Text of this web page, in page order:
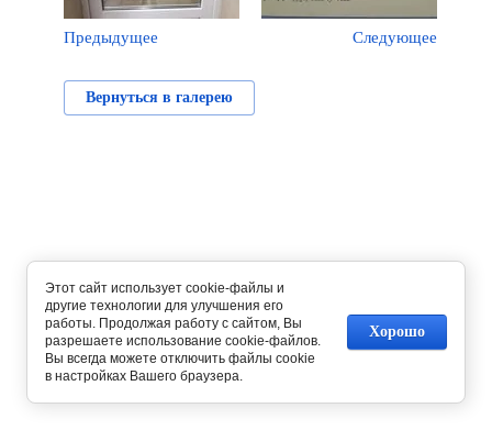
Предыдущее Следующее
Вернуться в галерею
Этот сайт использует cookie-файлы и
другие технологии для улучшения его
работы. Продолжая работу с сайтом, Вы
разрешаете использование cookie-файлов.
Вы всегда можете отключить файлы cookie
в настройках Вашего браузера.
Хорошо